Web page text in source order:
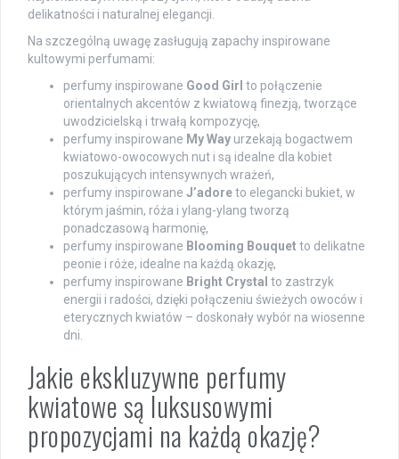
delikatności i naturalnej elegancji.
Na szczególną uwagę zasługują zapachy inspirowane
kultowymi perfumami:
perfumy inspirowane Good Girl to połączenie
orientalnych akcentów z kwiatową finezją, tworzące
uwodzicielską i trwałą kompozycję,
perfumy inspirowane My Way urzekają bogactwem
kwiatowo-owocowych nut i są idealne dla kobiet
poszukujących intensywnych wrażeń,
perfumy inspirowane J’adoreto elegancki bukiet, w
którym jaśmin, róża i ylang-ylang tworzą
ponadczasową harmonię,
perfumy inspirowane Blooming Bouquetto delikatne
peonie i róże, idealne na każdą okazję,
perfumy inspirowane Bright Crystal to zastrzyk
energii i radości, dzięki połączeniu świeżych owoców i
eterycznych kwiatów – doskonały wybór na wiosenne
dni.
Jakie ekskluzywne perfumy
kwiatowe są luksusowymi
propozycjami na każdą okazję?